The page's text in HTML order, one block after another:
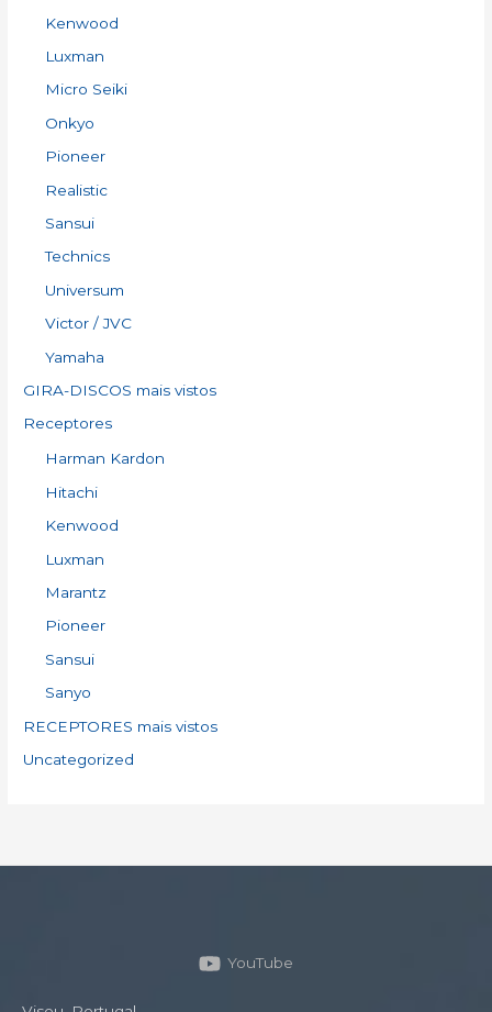
Kenwood
Luxman
Micro Seiki
Onkyo
Pioneer
Realistic
Sansui
Technics
Universum
Victor / JVC
Yamaha
GIRA-DISCOS mais vistos
Receptores
Harman Kardon
Hitachi
Kenwood
Luxman
Marantz
Pioneer
Sansui
Sanyo
RECEPTORES mais vistos
Uncategorized
YouTube